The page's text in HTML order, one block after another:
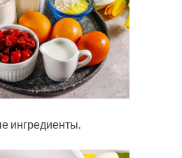
ингредиенты.